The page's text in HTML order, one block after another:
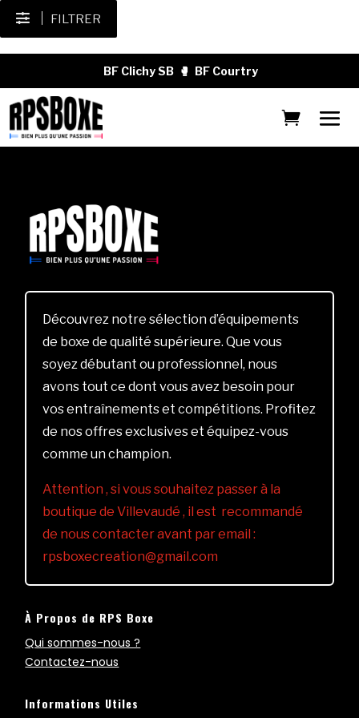
FILTRER
BF Clichy SB 🥊 BF Courtry
Découvrez notre sélection d’équipements
de boxe de qualité supérieure. Que vous
soyez débutant ou professionnel, nous
avons tout ce dont vous avez besoin pour
vos entraînements et compétitions. Profitez
de nos offres exclusives et équipez-vous
comme un champion.
Attention , si vous souhaitez passer à la
boutique de Villevaudé , il est recommandé
de nous contacter avant par email :
rpsboxecreation@gmail.com
À Propos de RPS Boxe
Qui sommes-nous ?
Contactez-nous
Informations Utiles